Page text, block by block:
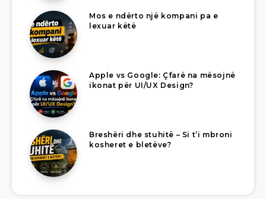
Mos e ndërto një kompani pa e
lexuar këtë
Apple vs Google: Çfarë na mësojnë
ikonat për UI/UX Design?
Breshëri dhe stuhitë – Si t’i mbroni
kosheret e bletëve?